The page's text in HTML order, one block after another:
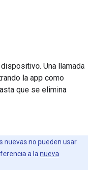
Una llamada
la app como
que se elimina
nuevas no pueden usar
a la nueva